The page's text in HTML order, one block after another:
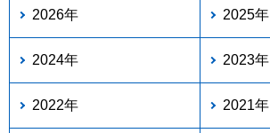
2026年 2025年
2024年 2023年
2022年 2021年